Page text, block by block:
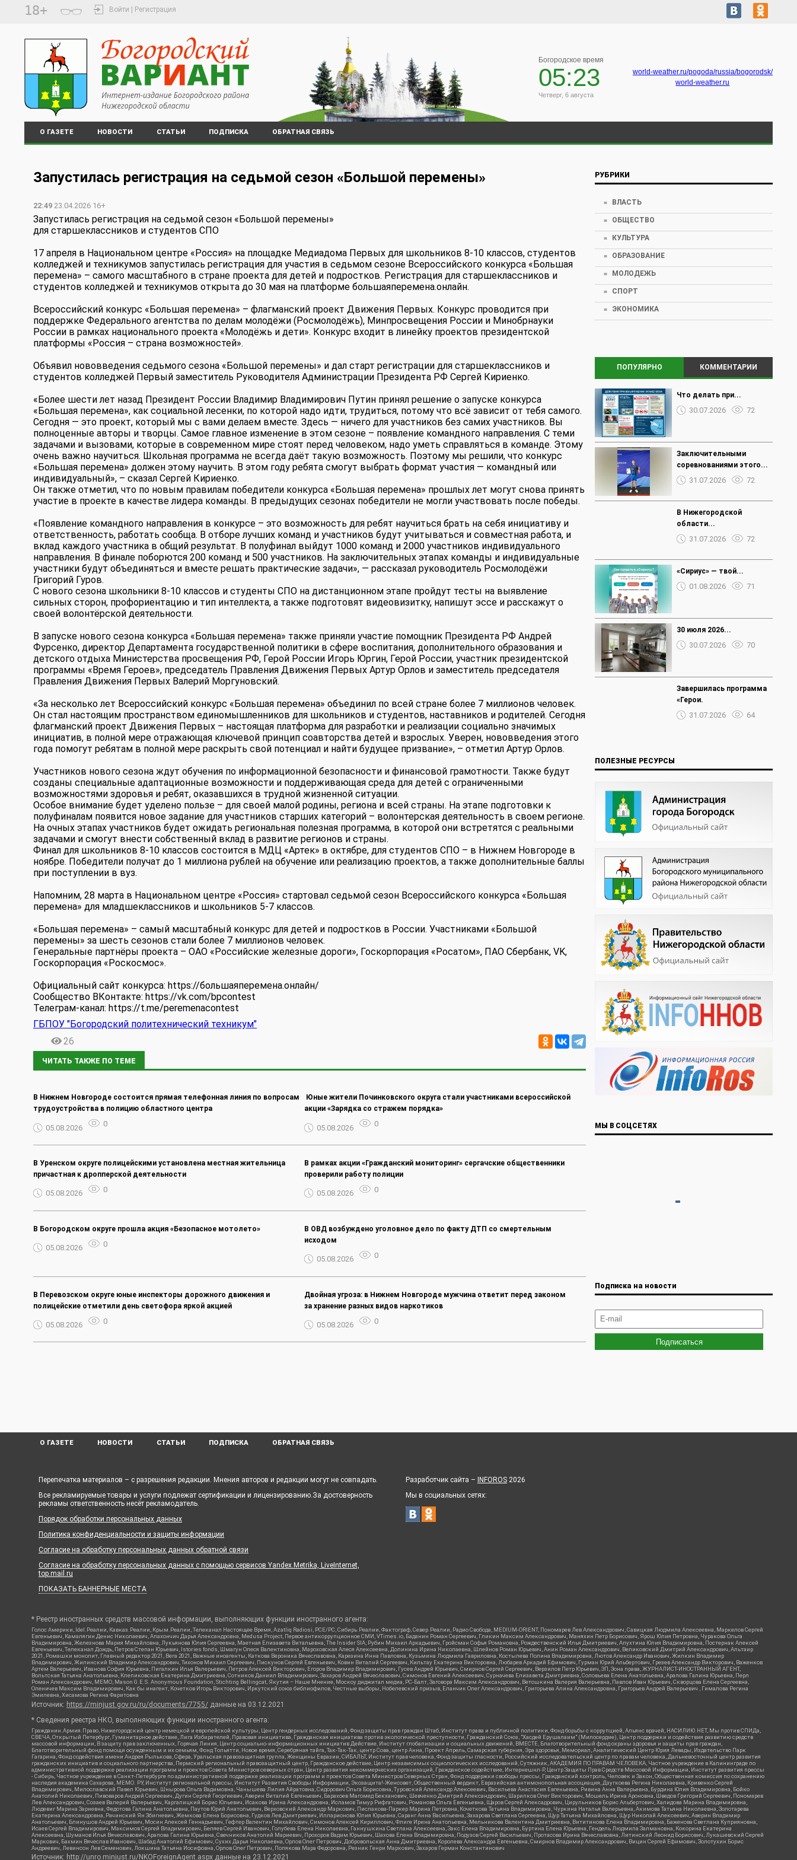
18+ Войти | Регистрация
Богородское время
05:23
Четверг, 6 августа
world-weather.ru/pogoda/russia/bogorodsk/
world-weather.ru
О ГАЗЕТЕ НОВОСТИ СТАТЬИ ПОДПИСКА ОБРАТНАЯ СВЯЗЬ
Запустилась регистрация на седьмой сезон «Большой перемены»
22:49 23.04.2026 16+
Запустилась регистрация на седьмой сезон «Большой перемены»
для старшеклассников и студентов СПО
17 апреля в Национальном центре «Россия» на площадке Медиадома Первых для школьников 8-10 классов, студентов
колледжей и техникумов запустилась регистрация для участия в седьмом сезоне Всероссийского конкурса «Большая
перемена» – самого масштабного в стране проекта для детей и подростков. Регистрация для старшеклассников и
студентов колледжей и техникумов открыта до 30 мая на платформе большаяперемена.онлайн.
Всероссийский конкурс «Большая перемена» – флагманский проект Движения Первых. Конкурс проводится при
поддержке Федерального агентства по делам молодёжи (Росмолодёжь), Минпросвещения России и Минобрнауки
России в рамках национального проекта «Молодёжь и дети». Конкурс входит в линейку проектов президентской
платформы «Россия – страна возможностей».
Объявил нововведения седьмого сезона «Большой перемены» и дал старт регистрации для старшеклассников и
студентов колледжей Первый заместитель Руководителя Администрации Президента РФ Сергей Кириенко.
«Более шести лет назад Президент России Владимир Владимирович Путин принял решение о запуске конкурса
«Большая перемена», как социальной лесенки, по которой надо идти, трудиться, потому что всё зависит от тебя самого.
Сегодня — это проект, который мы с вами делаем вместе. Здесь — ничего для участников без самих участников. Вы
полноценные авторы и творцы. Самое главное изменение в этом сезоне – появление командного направления. С теми
задачами и вызовами, которые в современном мире стоят перед человеком, надо уметь справляться в команде. Этому
очень важно научиться. Школьная программа не всегда даёт такую возможность. Поэтому мы решили, что конкурс
«Большая перемена» должен этому научить. В этом году ребята смогут выбрать формат участия — командный или
индивидуальный», – сказал Сергей Кириенко.
Он также отметил, что по новым правилам победители конкурса «Большая перемена» прошлых лет могут снова принять
участие в проекте в качестве лидера команды. В предыдущих сезонах победители не могли участвовать после победы.
«Появление командного направления в конкурсе – это возможность для ребят научиться брать на себя инициативу и
ответственность, работать сообща. В отборе лучших команд и участников будут учитываться и совместная работа, и
вклад каждого участника в общий результат. В полуфинал выйдут 1000 команд и 2000 участников индивидуального
направления. В финале поборются 200 команд и 500 участников. На заключительных этапах команды и индивидуальные
участники будут объединяться и вместе решать практические задачи», — рассказал руководитель Росмолодёжи
Григорий Гуров.
С нового сезона школьники 8-10 классов и студенты СПО на дистанционном этапе пройдут тесты на выявление
сильных сторон, профориентацию и тип интеллекта, а также подготовят видеовизитку, напишут эссе и расскажут о
своей волонтёрской деятельности.
В запуске нового сезона конкурса «Большая перемена» также приняли участие помощник Президента РФ Андрей
Фурсенко, директор Департамента государственной политики в сфере воспитания, дополнительного образования и
детского отдыха Министерства просвещения РФ, Герой России Игорь Юргин, Герой России, участник президентской
программы «Время Героев», председатель Правления Движения Первых Артур Орлов и заместитель председателя
Правления Движения Первых Валерий Моргуновский.
«За несколько лет Всероссийский конкурс «Большая перемена» объединил по всей стране более 7 миллионов человек.
Он стал настоящим пространством единомышленников для школьников и студентов, наставников и родителей. Сегодня
флагманский проект Движения Первых – настоящая платформа для разработки и реализации социально значимых
инициатив, в полной мере отражающая ключевой принцип соавторства детей и взрослых. Уверен, нововведения этого
года помогут ребятам в полной мере раскрыть свой потенциал и найти будущее призвание», – отметил Артур Орлов.
Участников нового сезона ждут обучения по информационной безопасности и финансовой грамотности. Также будут
созданы специальные адаптационные возможности и поддерживающая среда для детей с ограниченными
возможностями здоровья и ребят, оказавшихся в трудной жизненной ситуации.
Особое внимание будет уделено пользе – для своей малой родины, региона и всей страны. На этапе подготовки к
полуфиналам появится новое задание для участников старших категорий – волонтерская деятельность в своем регионе.
На очных этапах участников будет ожидать региональная полезная программа, в которой они встретятся с реальными
задачами и смогут внести собственный вклад в развитие регионов и страны.
Финал для школьников 8-10 классов состоится в МДЦ «Артек» в октябре, для студентов СПО – в Нижнем Новгороде в
ноябре. Победители получат до 1 миллиона рублей на обучение или реализацию проектов, а также дополнительные баллы
при поступлении в вуз.
Напомним, 28 марта в Национальном центре «Россия» стартовал седьмой сезон Всероссийского конкурса «Большая
перемена» для младшеклассников и школьников 5-7 классов.
«Большая перемена» – самый масштабный конкурс для детей и подростков в России. Участниками «Большой
перемены» за шесть сезонов стали более 7 миллионов человек.
Генеральные партнёры проекта – ОАО «Российские железные дороги», Госкорпорация «Росатом», ПАО Сбербанк, VK,
Госкорпорация «Роскосмос».
Официальный сайт конкурса: https://большаяперемена.онлайн/
Сообщество ВКонтакте: https://vk.com/bpcontest
Телеграм-канал: https://t.me/peremenacontest
ГБПОУ "Богородский политехнический техникум"
26
ЧИТАТЬ ТАКЖЕ ПО ТЕМЕ
В Нижнем Новгороде состоится прямая телефонная линия по вопросам
трудоустройства в полицию областного центра
05.08.2026 0
️ Юные жители Починковского округа стали участниками всероссийской
акции «Зарядка со стражем порядка»
05.08.2026 0
В Уренском округе полицейскими установлена местная жительница
причастная к дропперской деятельности
05.08.2026 0
В рамках акции «Гражданский мониторинг» сергачские общественники
проверили работу полиции
05.08.2026 0
В Богородском округе прошла акция «Безопасное мотолето»
05.08.2026 0
В ОВД возбуждено уголовное дело по факту ДТП со смертельным
исходом
05.08.2026 0
В Перевозском округе юные инспекторы дорожного движения и
полицейские отметили день светофора яркой акцией
05.08.2026 0
Двойная угроза: в Нижнем Новгороде мужчина ответит перед законом
за хранение разных видов наркотиков
05.08.2026 0
РУБРИКИ
ВЛАСТЬ
ОБЩЕСТВО
КУЛЬТУРА
ОБРАЗОВАНИЕ
МОЛОДЕЖЬ
СПОРТ
ЭКОНОМИКА
ПОПУЛЯРНО КОММЕНТАРИИ
Что делать при...
30.07.2026 72
Заключительными
соревнованиями этого...
31.07.2026 72
В Нижегородской
области...
31.07.2026 72
«Сириус» — твой...
01.08.2026 71
30 июля 2026...
30.07.2026 70
Завершилась программа
«Герои.
31.07.2026 64
ПОЛЕЗНЫЕ РЕСУРСЫ
МЫ В СОЦСЕТЯХ
Подписка на новости
О ГАЗЕТЕ НОВОСТИ СТАТЬИ ПОДПИСКА ОБРАТНАЯ СВЯЗЬ
Перепечатка материалов – с разрешения редакции. Мнения авторов и редакции могут не совпадать.
Все рекламируемые товары и услуги подлежат сертификации и лицензированию.За достоверность
рекламы ответственность несёт рекламодатель.
Порядок обработки персональных данных
Политика конфиденциальности и защиты информации
Согласие на обработку персональных данных обратной связи
Согласие на обработку персональных данных с помощью сервисов Yandex.Metrika, LiveInternet,
top.mail.ru
ПОКАЗАТЬ БАННЕРНЫЕ МЕСТА
Разработчик сайта – INFOROS 2026
Мы в социальных сетях:
* Реестр иностранных средств массовой информации, выполняющих функции иностранного агента:
Голос Америки, Idel.Реалии, Кавказ.Реалии, Крым.Реалии, Телеканал Настоящее Время, Azatliq Radiosi, PCE/PC, Сибирь.Реалии, Фактограф, Север.Реалии, Радио Свобода, MEDIUM-ORIENT, Пономарев Лев Александрович, Савицкая Людмила Алексеевна, Маркелов Сергей
Евгеньевич, Камалягин Денис Николаевич, Апахончич Дарья Александровна, Medusa Project, Первое антикоррупционное СМИ, VTimes.io, Баданин Роман Сергеевич, Гликин Максим Александрович, Маняхин Петр Борисович, Ярош Юлия Петровна, Чуракова Ольга
Владимировна, Железнова Мария Михайловна, Лукьянова Юлия Сергеевна, Маетная Елизавета Витальевна, The Insider SIA, Рубин Михаил Аркадьевич, Гройсман Софья Романовна, Рождественский Илья Дмитриевич, Апухтина Юлия Владимировна, Постернак Алексей
Евгеньевич, Телеканал Дождь, Петров Степан Юрьевич, Istories fonds, Шмагун Олеся Валентиновна, Мароховская Алеся Алексеевна, Долинина Ирина Николаевна, Шлейнов Роман Юрьевич, Анин Роман Александрович, Великовский Дмитрий Александрович, Альтаир
2021, Ромашки монолит, Главный редактор 2021, Вега 2021, Важные иноагенты, Каткова Вероника Вячеславовна, Карезина Инна Павловна, Кузьмина Людмила Гавриловна, Костылева Полина Владимировна, Лютов Александр Иванович, Жилкин Владимир
Владимирович, Жилинский Владимир Александрович, Тихонов Михаил Сергеевич, Пискунов Сергей Евгеньевич, Ковин Виталий Сергеевич, Кильтау Екатерина Викторовна, Любарев Аркадий Ефимович, Гурман Юрий Альбертович, Грезев Александр Викторович, Важенков
Артем Валерьевич, Иванова София Юрьевна, Пигалкин Илья Валерьевич, Петров Алексей Викторович, Егоров Владимир Владимирович, Гусев Андрей Юрьевич, Смирнов Сергей Сергеевич, Верзилов Петр Юрьевич, ЗП, Зона права, ЖУРНАЛИСТ-ИНОСТРАННЫЙ АГЕНТ,
Вольтская Татьяна Анатольевна, Клепиковская Екатерина Дмитриевна, Сотников Даниил Владимирович, Захаров Андрей Вячеславович, Симонов Евгений Алексеевич, Сурначева Елизавета Дмитриевна, Соловьева Елена Анатольевна, Арапова Галина Юрьевна, Перл
Роман Александрович, МЕМО, Mason G.E.S. Anonymous Foundation, Stichting Bellingcat, Якутия – Наше Мнение, Москоу диджитал медиа, РС-Балт, Заговора Максим Александрович, Ветошкина Валерия Валерьевна, Павлов Иван Юрьевич, Скворцова Елена Сергеевна,
Оленичев Максим Владимирович, Как бы инагент, Кочетков Игорь Викторович, Иркутский союз библиофилов, Честные выборы, Нобелевский призыв, Еланчик Олег Александрович, Григорьева Алина Александровна, Григорьев Андрей Валерьевич , Гималова Регина
Эмилевна, Хисамова Регина Фаритовна
Источник: https://minjust.gov.ru/ru/documents/7755/ данные на 03.12.2021
* Сведения реестра НКО, выполняющих функции иностранного агента:
Гражданин.Армия.Право, Нижегородский центр немецкой и европейской культуры, Центр гендерных исследований, Фонд защиты прав граждан Штаб, Институт права и публичной политики, Фонд борьбы с коррупцией, Альянс врачей, НАСИЛИЮ.НЕТ, Мы против СПИДа,
СВЕЧА, Открытый Петербург, Гуманитарное действие, Лига Избирателей, Правовая инициатива, Гражданская инициатива против экологической преступности, Гражданский Союз, "Хасдей Ерушалаим" (Милосердие), Центр поддержки и содействия развитию средств
массовой информации, В защиту прав заключенных, Горячая Линия, Центр социально-информационных инициатив Действие, Институт глобализации и социальных движений, ВМЕСТЕ, Благотворительный фонд охраны здоровья и защиты прав граждан,
Благотворительный фонд помощи осужденным и их семьям, Фонд Тольятти, Новое время, Серебряная тайга, Так-Так-Так, центр Сова, центр Анна, Проект Апрель, Самарская губерния, Эра здоровья, Мемориал, Аналитический Центр Юрия Левады, Издательство Парк
Гагарина, Фонд содействия имени Андрея Рылькова, Сфера, Уральская правозащитная группа, Женщины Евразии, СИБАЛЬТ, Институт прав человека, Фонд защиты гласности, Российский исследовательский центр по правам человека, Дальневосточный центр развития
гражданских инициатив и социального партнерства, Пермский региональный правозащитный центр, Гражданское действие, Центр независимых социологических исследований, Сутяжник, АКАДЕМИЯ ПО ПРАВАМ ЧЕЛОВЕКА, Частное учреждение в Калининграде по
административной поддержке реализации программ и проектов Совета Министров северных стран, Центр развития некоммерческих организаций, Гражданское содействие, Интернешнл-Р, Центр Защиты Прав Средств Массовой Информации, Институт развития прессы
- Сибирь, Частное учреждение в Санкт-Петербурге по административной поддержке реализации программ и проектов Совета Министров Северных Стран, Фонд поддержки свободы прессы, Гражданский контроль, Человек и Закон, Общественная комиссия по сохранению
наследия академика Сахарова, МЕМО. РУ, Институт региональной прессы, Институт Развития Свободы Информации, Экозащита!-Женсовет, Общественный вердикт, Евразийская антимонопольная ассоциация, Дзугкоева Регина Николаевна, Кривенко Сергей
Владимирович, Милославский Павел Юрьевич, Шнырова Ольга Вадимовна, Чанышева Лилия Айратовна, Сидорович Ольга Борисовна, Туровский Александр Алексеевич, Васильева Анастасия Евгеньевна, Ривина Анна Валерьевна, Бурдина Юлия Владимировна, Бойко
Анатолий Николаевич, Пивоваров Андрей Сергеевич, Дугин Сергей Георгиевич, Аверин Виталий Евгеньевич, Барахоев Магомед Бекханович, Шевченко Дмитрий Александрович, Шарипков Олег Викторович, Мошель Ирина Ароновна, Шведов Григорий Сергеевич, Пономарев
Лев Александрович, Созаев Валерий Валерьевич, Каргалицкий Борис Юльевич, Исакова Ирина Александровна, Исламов Тимур Рифгатович, Романова Ольга Евгеньевна, Щаров Сергей Алексадрович, Цирульников Борис Альбертович, Халидова Марина Владимировна,
Людевиг Марина Зариевна, Федотова Галина Анатольевна, Паутов Юрий Анатольевич, Верховский Александр Маркович, Пислакова-Паркер Марина Петровна, Кочеткова Татьяна Владимировна, Чуркина Наталья Валерьевна, Акимова Татьяна Николаевна, Золотарева
Екатерина Александровна, Рачинский Ян Збигневич, Жемкова Елена Борисовна, Гудков Лев Дмитриевич, Илларионова Юлия Юрьевна, Саранг Анна Васильевна, Захарова Светлана Сергеевна, Щур Татьяна Михайловна, Щур Николай Алексеевич, Аверин Владимир
Анатольевич, Блинушов Андрей Юрьевич, Мосин Алексей Геннадьевич, Гефтер Валентин Михайлович, Симонов Алексей Кириллович, Флиге Ирина Анатольевна, Мельникова Валентина Дмитриевна, Вититинова Елена Владимировна, Баженова Светлана Куприяновна,
Исаев Сергей Владимирович, Максимов Сергей Владимирович, Беляев Сергей Иванович, Голубева Елена Николаевна, Ганнушкина Светлана Алексеевна, Закс Елена Владимировна, Буртина Елена Юрьевна, Гендель Людмила Залмановна, Кокорина Екатерина
Алексеевна, Шуманов Илья Вячеславович, Арапова Галина Юрьевна, Свечников Анатолий Мариевич, Прохоров Вадим Юрьевич, Шахова Елена Владимировна, Подузов Сергей Васильевич, Протасова Ирина Вячеславовна, Литинский Леонид Борисович, Лукашевский Сергей
Маркович, Бахмин Вячеслав Иванович, Шабад Анатолий Ефимович, Сухих Дарья Николаевна, Орлов Олег Петрович, Добровольская Анна Дмитриевна, Королева Александра Евгеньевна, Смирнов Владимир Александрович, Вицин Сергей Ефимович, Золотухин Борис
Андреевич, Левинсон Лев Семенович, Локшина Татьяна Иосифовна, Орлов Олег Петрович, Полякова Мара Федоровна, Резник Генри Маркович, Захаров Герман Константинович
Источник: http://unro.minjust.ru/NKOForeignAgent.aspx данные на 23.12.2021